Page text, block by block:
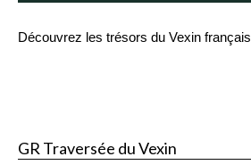
Découvrez les trésors du Vexin français
GR Traversée du Vexin